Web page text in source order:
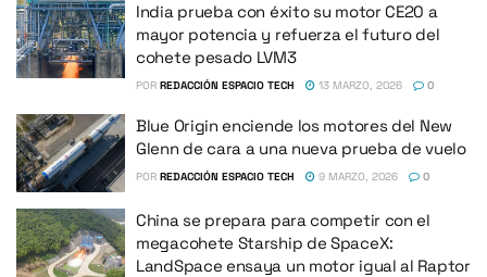
India prueba con éxito su motor CE20 a
mayor potencia y refuerza el futuro del
cohete pesado LVM3
POR REDACCIÓN ESPACIO TECH 13 MARZO, 2026 0
Blue Origin enciende los motores del New
Glenn de cara a una nueva prueba de vuelo
POR REDACCIÓN ESPACIO TECH 9 MARZO, 2026 0
China se prepara para competir con el
megacohete Starship de SpaceX:
LandSpace ensaya un motor igual al Raptor